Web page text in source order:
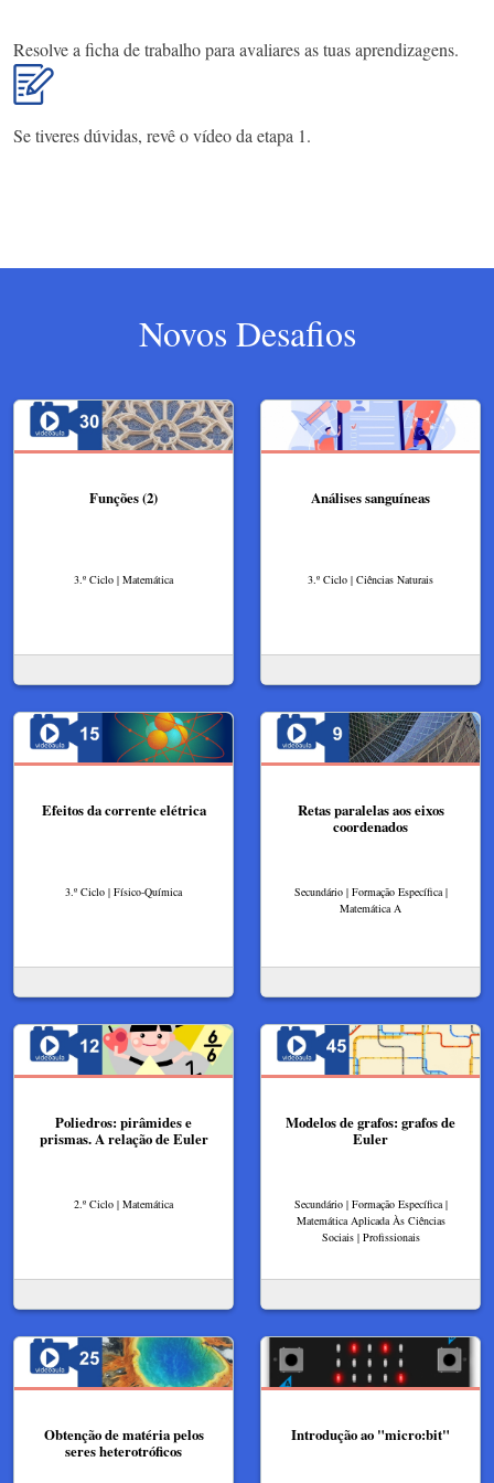
Resolve a ficha de trabalho para avaliares as tuas aprendizagens.
Se tiveres dúvidas, revê o vídeo da etapa 1.
Novos Desafios
Funções (2)
3.º Ciclo | Matemática
Análises sanguíneas
3.º Ciclo | Ciências Naturais
Efeitos da corrente elétrica
3.º Ciclo | Físico-Química
Retas paralelas aos eixos
coordenados
Secundário | Formação Específica |
Matemática A
Poliedros: pirâmides e
prismas. A relação de Euler
2.º Ciclo | Matemática
Modelos de grafos: grafos de
Euler
Secundário | Formação Específica |
Matemática Aplicada Às Ciências
Sociais | Profissionais
Obtenção de matéria pelos
seres heterotróficos
Introdução ao "micro:bit"